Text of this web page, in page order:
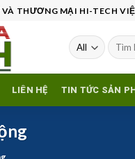
VÀ THƯƠNG MẠI HI-TECH
Tìm
kiếm:
LIÊN HỆ TIN TỨC SẢN